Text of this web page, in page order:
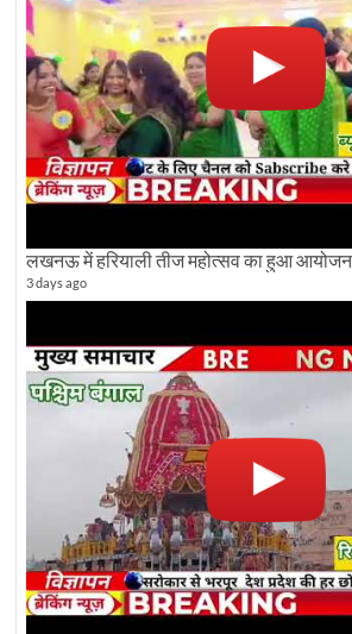
लखनऊ में हरियाली तीज महोत्सव का हुआ
3 days ago